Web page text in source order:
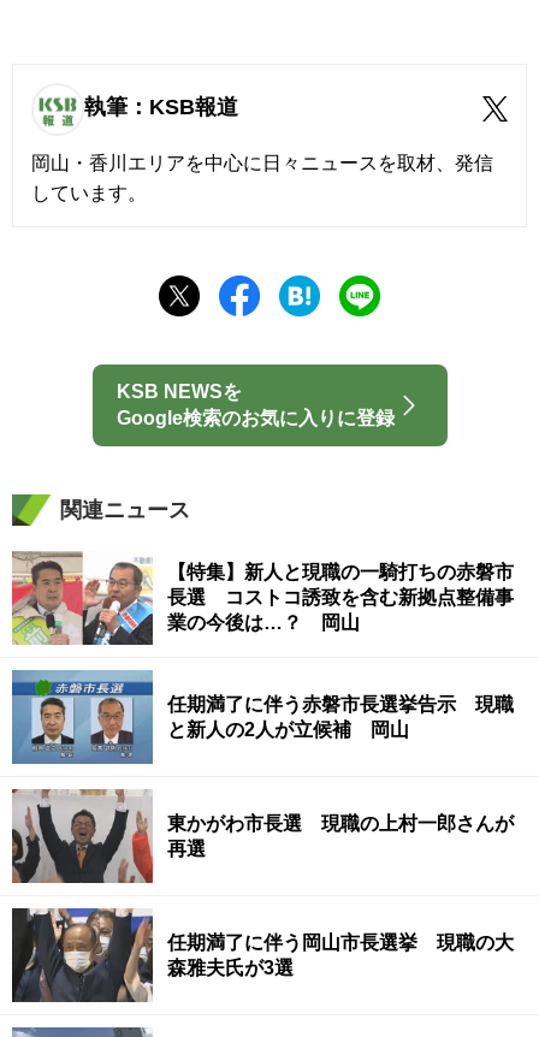
執筆：KSB報道
岡山・香川エリアを中心に日々ニュースを取材、発信
しています。
KSB NEWSを
Google検索のお気に入りに登録
関連ニュース
【特集】新人と現職の一騎打ちの赤磐市
長選 コストコ誘致を含む新拠点整備事
業の今後は…？ 岡山
任期満了に伴う赤磐市長選挙告示 現職
と新人の2人が立候補 岡山
東かがわ市長選 現職の上村一郎さんが
再選
任期満了に伴う岡山市長選挙 現職の大
森雅夫氏が3選